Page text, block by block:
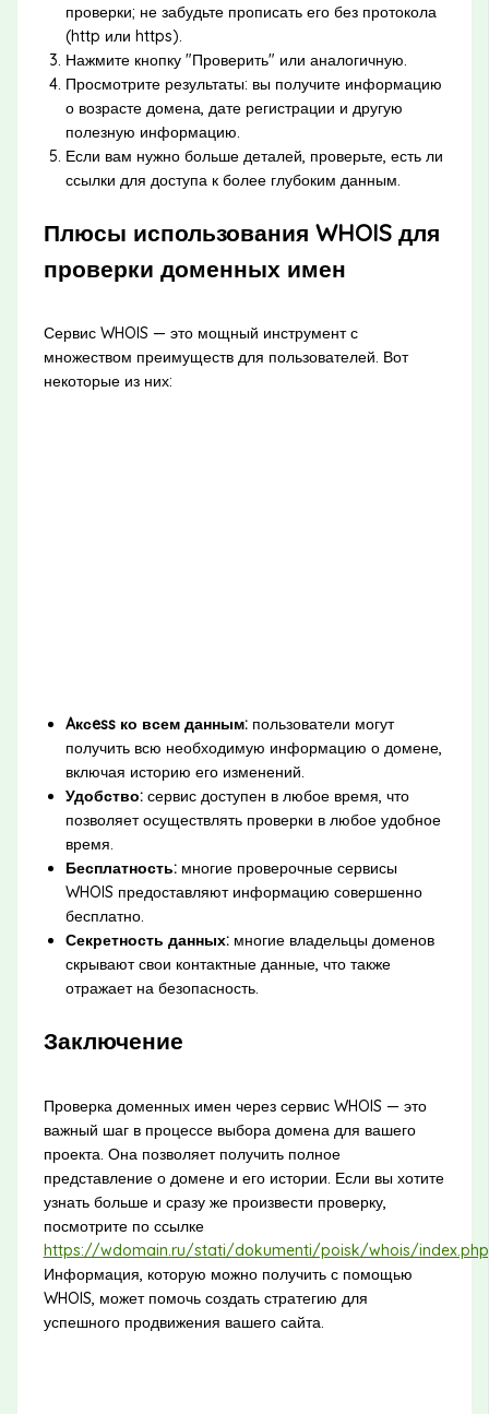
проверки; не забудьте прописать его без протокола
(http или https).
Нажмите кнопку "Проверить" или аналогичную.
Просмотрите результаты: вы получите информацию
о возрасте домена, дате регистрации и другую
полезную информацию.
Если вам нужно больше деталей, проверьте, есть ли
ссылки для доступа к более глубоким данным.
Плюсы использования WHOIS для
проверки доменных имен
Сервис WHOIS — это мощный инструмент с
множеством преимуществ для пользователей. Вот
некоторые из них:
Aксess ко всем данным:пользователи могут
получить всю необходимую информацию о домене,
включая историю его изменений.
Удобство:сервис доступен в любое время, что
позволяет осуществлять проверки в любое удобное
время.
Бесплатность:многие проверочные сервисы
WHOIS предоставляют информацию совершенно
бесплатно.
Секретность данных:многие владельцы доменов
скрывают свои контактные данные, что также
отражает на безопасность.
Заключение
Проверка доменных имен через сервис WHOIS — это
важный шаг в процессе выбора домена для вашего
проекта. Она позволяет получить полное
представление о домене и его истории. Если вы хотите
узнать больше и сразу же произвести проверку,
посмотрите по ссылке
https://wdomain.ru/stati/dokumenti/poisk/whois/index.php
Информация, которую можно получить с помощью
WHOIS, может помочь создать стратегию для
успешного продвижения вашего сайта.